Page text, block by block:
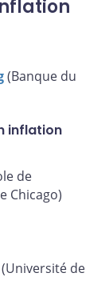
(Banque du
inflation
de
Chicago)
de